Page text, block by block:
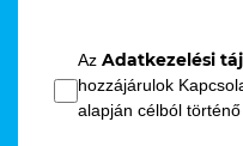
Az Adatkezelési
hozzájárulok
alapján célból